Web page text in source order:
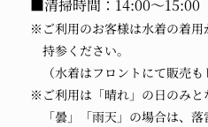
■清掃時間：14:00～15:00
※ご利用のお客様は水着の着用
持参ください。
（水着はフロントにて販売も
※ご利用は「晴れ」の日のみと
「曇」「雨天」の場合は、